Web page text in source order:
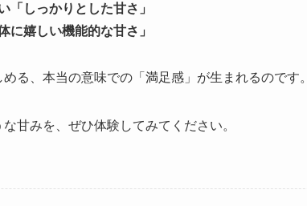
「しっかりとした甘さ」
に嬉しい機能的な甘さ」
る、本当の意味での「満足感」が生まれるのです。
甘みを、ぜひ体験してみてください。